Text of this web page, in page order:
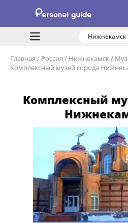
Нижнекамск
Главная / Россия / Нижнекамск /
Комплексный музей города
Комплексный